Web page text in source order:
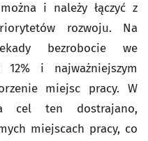
można i należy łączyć z
rozwoju. Na
bezrobocie we
12% i najważniejszym
miejsc pracy. W
cel ten dostrajano,
miejscach pracy, co